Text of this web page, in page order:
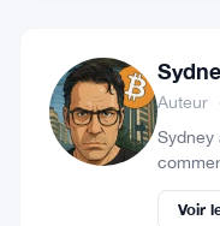
Auteur
Sydney
Voir